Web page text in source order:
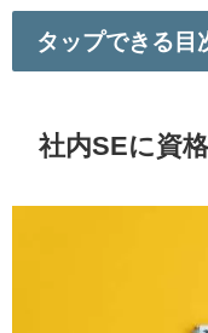
タップできる目
社内SEに資